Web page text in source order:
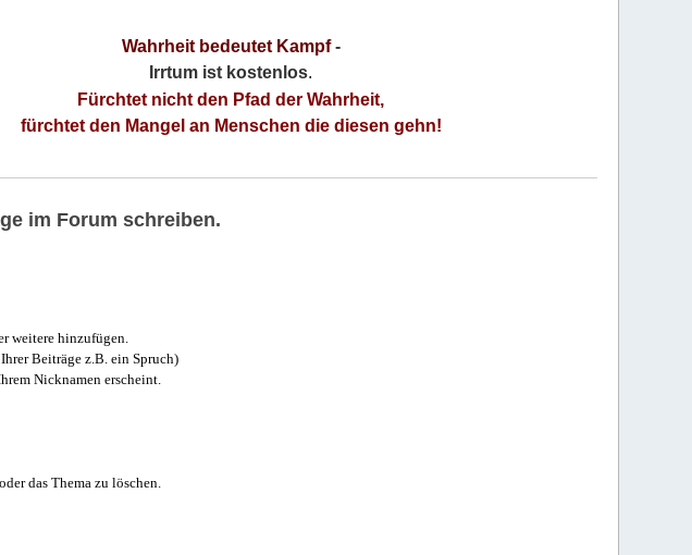
Wahrheit bedeutet Kampf-
Irrtum ist kostenlos.
Fürchtet nicht den Pfad der Wahrheit,
fürchtet den Mangel an Menschen die diesen gehn!
im Forum schreiben.
weitere hinzufügen.
Beiträge z.B. ein Spruch)
Nicknamen erscheint.
das Thema zu löschen.